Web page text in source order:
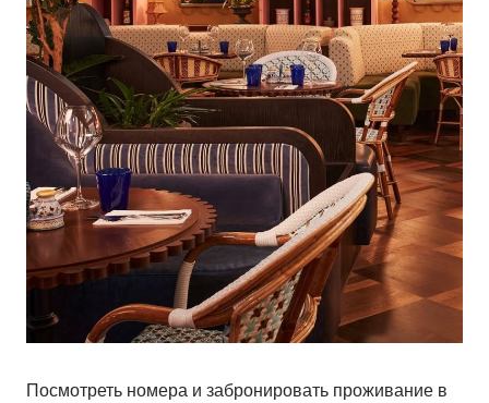
Посмотреть номера и забронировать проживание в